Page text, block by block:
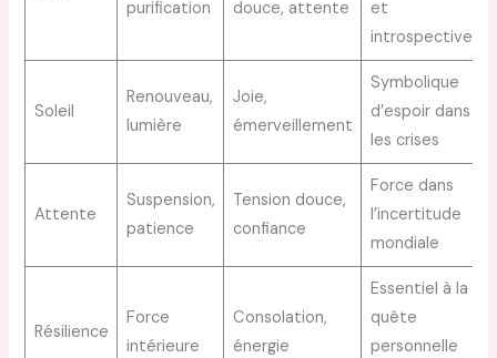
purification
douce, attente
et
introspective
Soleil
Renouveau,
lumière
Joie,
émerveillement
Symbolique
d’espoir dans
les crises
Attente
Suspension,
patience
Tension douce,
confiance
Force dans
l’incertitude
mondiale
Résilience
Force
intérieure
Consolation,
énergie
Essentiel à la
quête
personnelle